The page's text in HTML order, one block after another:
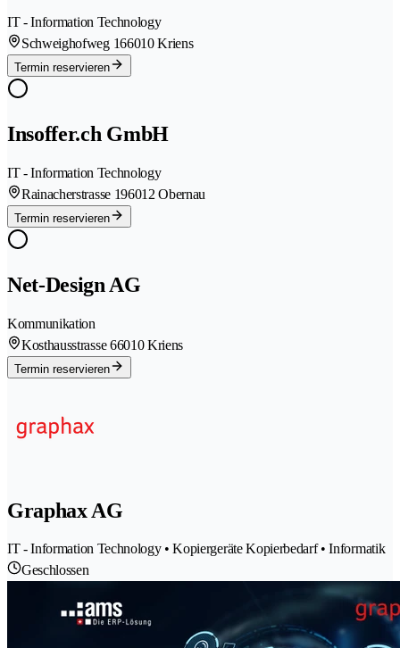
IT - Information Technology
Schweighofweg 166010 Kriens
Termin reservieren
Insoffer.ch GmbH
IT - Information Technology
Rainacherstrasse 196012 Obernau
Termin reservieren
Net-Design AG
Kommunikation
Kosthausstrasse 66010 Kriens
Termin reservieren
Graphax AG
IT - Information Technology • Kopiergeräte Kopierbedarf • Informatik
Geschlossen